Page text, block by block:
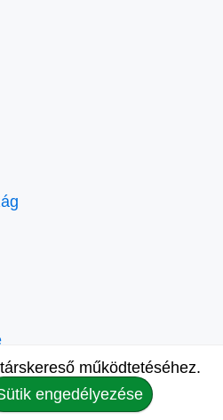
működtetéséhez.
engedélyezése